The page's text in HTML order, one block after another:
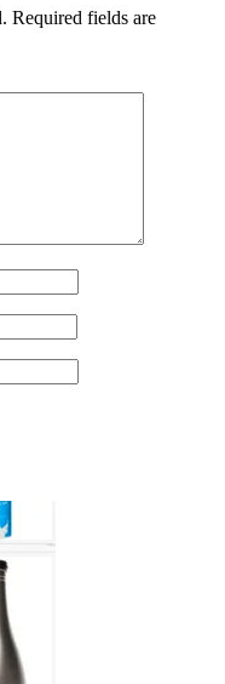
Required fields are